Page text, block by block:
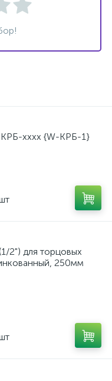
хххх {W-КРБ-1}
2") для торцовых
250мм